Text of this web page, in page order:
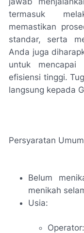
termasuk
memastikan
standar, serta
Anda juga
untuk mencapai
efisiensi tinggi.
langsung kepada
Persyaratan Umum
Belum
menikah
Usia: